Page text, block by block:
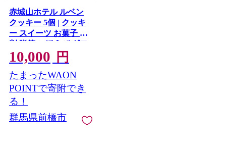
赤城山ホテル ルベン
クッキー 5個 | クッキ
ー スイーツ お菓子 大
判 贈答 ごほうび ギフ
ト ビッグソフトクッ
キー 群馬県 前橋市
10,000 円
たまったWAON
POINTで寄附でき
る！
群馬県前橋市